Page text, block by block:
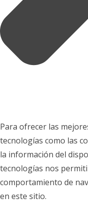
Para ofrecer las
tecnologías como las
la información del
tecnologías nos
comportamiento de
en este sitio.